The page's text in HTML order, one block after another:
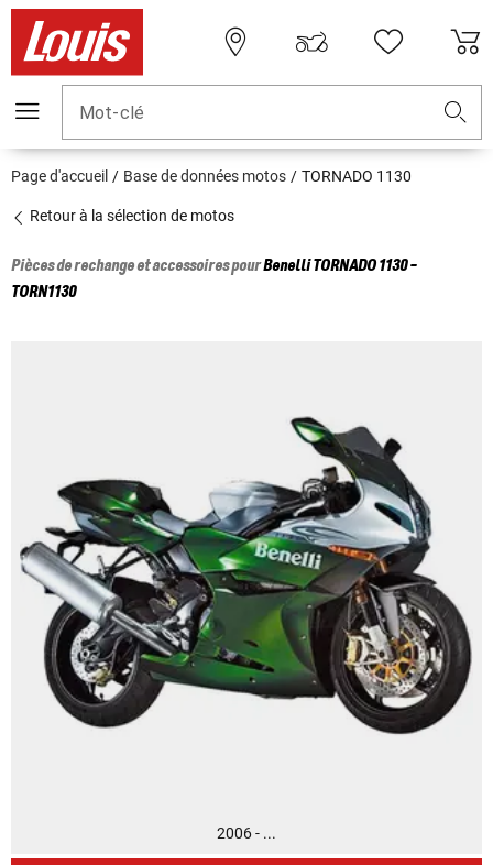
Mot-clé
Page d'accueil Base de données motos TORNADO 1130
Retour à la sélection de motos
Pièces de rechange et accessoires pourBenelliTORNADO 1130 -
TORN1130
2006 - ...